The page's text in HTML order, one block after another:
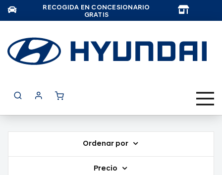
RECOGIDA EN CONCESIONARIO
GRATIS
Ordenar por
Precio